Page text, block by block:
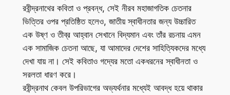
রবীন্দ্রনাথের কবিতা ও প্রবন্ধ, সেই নীরব মহাজাগতিক চেতনার
ভিত্তির ওপর প্রতিষ্ঠিত হলেও, জাতীয় স্বাধীনতার জন্য উচ্চারিত
এক উষ্ণ ও তীব্র আহ্বান সেখানে বিদ্যমান এবং তাঁর রচনায় এমন
এক সামাজিক চেতনা আছে, যা আমাদের দেশের সাহিত্যিকদের মধ্যে
দেখা যায় না। সেই কবিতাও গদ্যের মতো একধরনের স্বাধীনতা ও
সরলতা ধারণ করে।
রবীন্দ্রনাথ কেবল উপরিভাগের অভ্যর্থনার মধ্যেই আবদ্ধ হয়ে থাকার